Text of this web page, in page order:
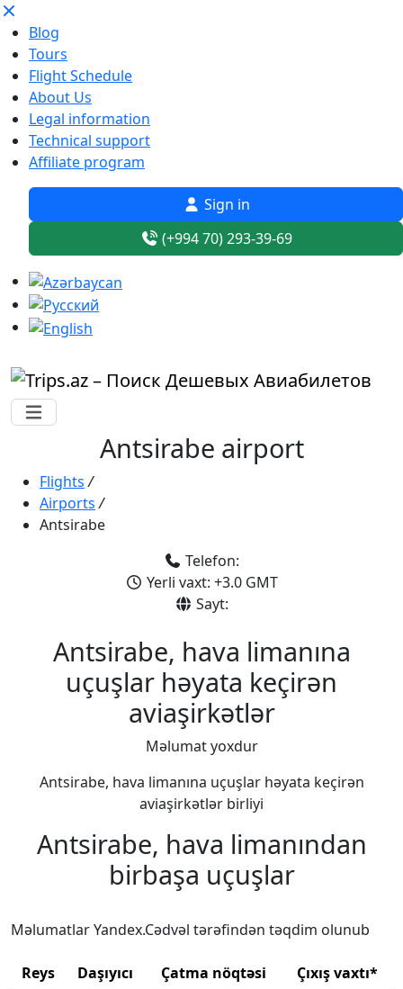
Blog
Tours
Flight Schedule
About Us
Legal information
Technical support
Affiliate program
Sign in
(+994 70) 293-39-69
Antsirabe airport
Flights /
Airports /
Antsirabe
Telefon:
Yerli vaxt: +3.0 GMT
Sayt:
Antsirabe, hava limanına
uçuşlar həyata keçirən
aviaşirkətlər
Məlumat yoxdur
Antsirabe, hava limanına uçuşlar həyata keçirən
aviaşirkətlər birliyi
Antsirabe, hava limanından
birbaşa uçuşlar
Məlumatlar Yandex.Cədvəl tərəfindən təqdim olunub
Reys Daşıyıcı Çatma nöqtəsi Çıxış vaxtı*